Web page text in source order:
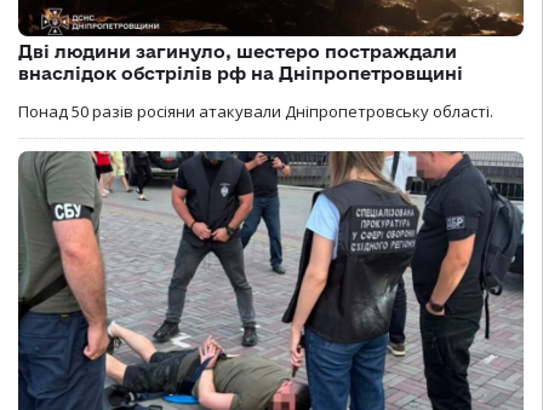
Дві людини загинуло, шестеро постраждали
внаслідок обстрілів рф на Дніпропетровщині
Понад 50 разів росіяни атакували Дніпропетровську області.